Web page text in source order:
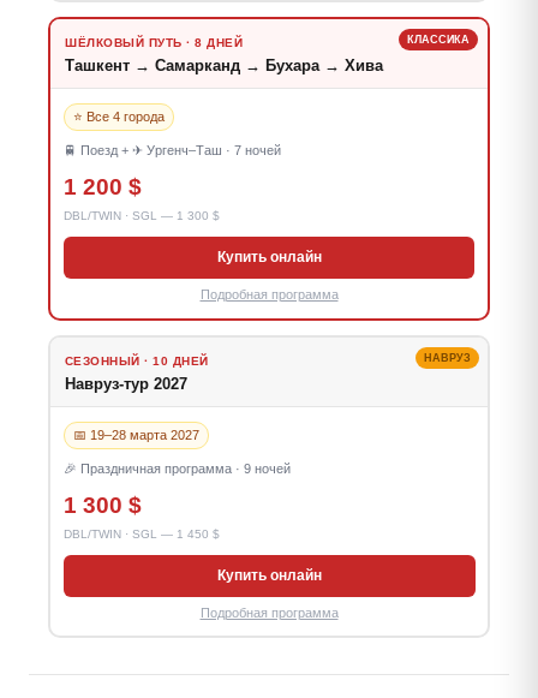
КЛАССИКА
ШЁЛКОВЫЙ ПУТЬ · 8 ДНЕЙ
Ташкент → Самарканд → Бухара → Хива
⭐ Все 4 города
🚆 Поезд + ✈ Ургенч–Таш · 7 ночей
1 200 $
DBL/TWIN · SGL — 1 300 $
Купить онлайн
Подробная программа
НАВРУЗ
СЕЗОННЫЙ · 10 ДНЕЙ
Навруз-тур 2027
📅 19–28 марта 2027
🎉 Праздничная программа · 9 ночей
1 300 $
DBL/TWIN · SGL — 1 450 $
Купить онлайн
Подробная программа